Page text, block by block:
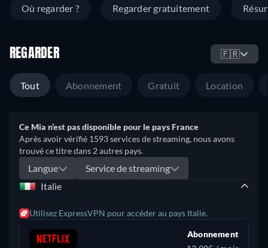
Où regarder ? Regarder gratuitement
REGARDER 🇫🇷
Tout Abonnement Gratuit Location
Ce Mia n’est pas disponible pour le pays France
Après avoir vérifié 1593 services de streaming, nous avons
trouvé ce titre dans 2 autres pays.
Langue
Service de streaming
Italie
Utilisez ExpressVPN pour accéder au pays Italie.
Abonnement